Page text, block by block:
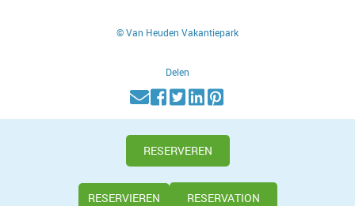
© Van Heuden Vakantiepark
Delen
RESERVEREN
RESERVIEREN RESERVATION